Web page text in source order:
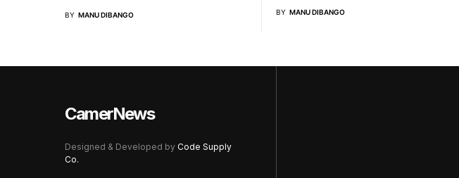
BY MANU DIBANGO BY MANU DIBANGO
CamerNews
Designed & Developed by Code Supply
Co.